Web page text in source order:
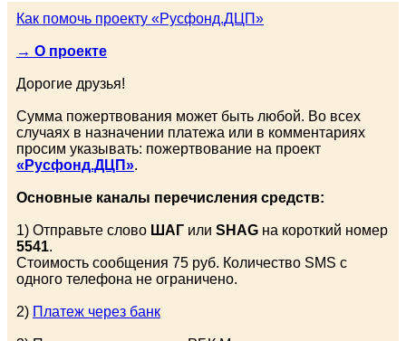
Как помочь проекту «Русфонд.ДЦП»
→ О проекте
Дорогие друзья!
Сумма пожертвования может быть любой. Во всех
случаях в назначении платежа или в комментариях
просим указывать: пожертвование на проект
«Русфонд.ДЦП».
Основные каналы перечисления средств:
1) Отправьте слово ШАГ или SHAG на короткий номер
5541.
Стоимость сообщения 75 руб. Количество SMS с
одного телефона не ограничено.
2) Платеж через банк